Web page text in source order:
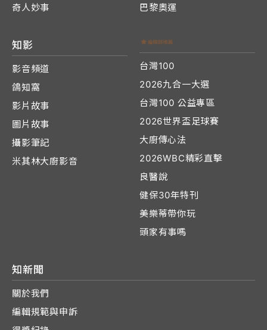
奇人妙事
巴黎奧運
知影
影音頻道
鴿知窩
影片故事
圖片故事
攝影筆記
米其林大廚影音
台灣100
2026九合一大選
台灣100 公益專區
2026世界盃足球賽
大廚傳心法
2026WBC精彩直擊
良醫說
健保30年特刊
美樂蒂帶你玩
頭家有事嗎
知新聞
關於我們
編輯規範與申訴